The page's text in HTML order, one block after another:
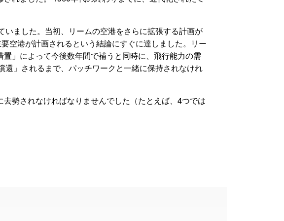
ました。当初、リームの空港をさらに拡張する計画が
空港が計画されるという結論にすぐに達しました。リー
」によって今後数年間で補うと同時に、飛行能力の需
」されるまで、パッチワークと一緒に保持されなけれ
勢されなければなりませんでした（たとえば、4つでは